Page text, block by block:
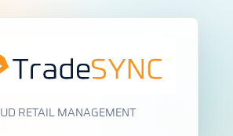
RETAIL MANAGEMENT